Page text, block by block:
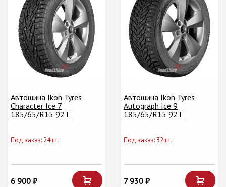
Автошина Ikon Tyres
Character Ice 7
185/65/R15 92T
Под заказ: 24шт.
6 900 ₽
Автошина Ikon Tyres
Autograph Ice 9
185/65/R15 92T
Под заказ: 32шт.
7 930 ₽